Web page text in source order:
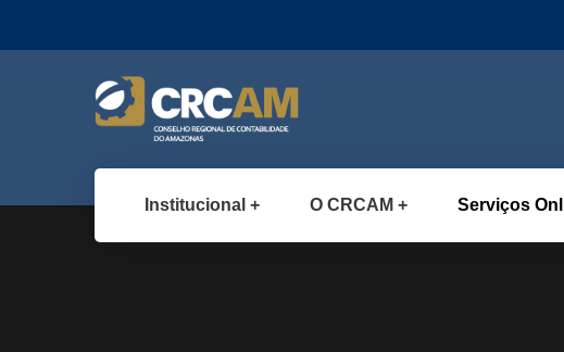
Institucional O CRCAM Serviços